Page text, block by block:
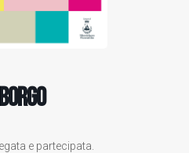
e partecipata.